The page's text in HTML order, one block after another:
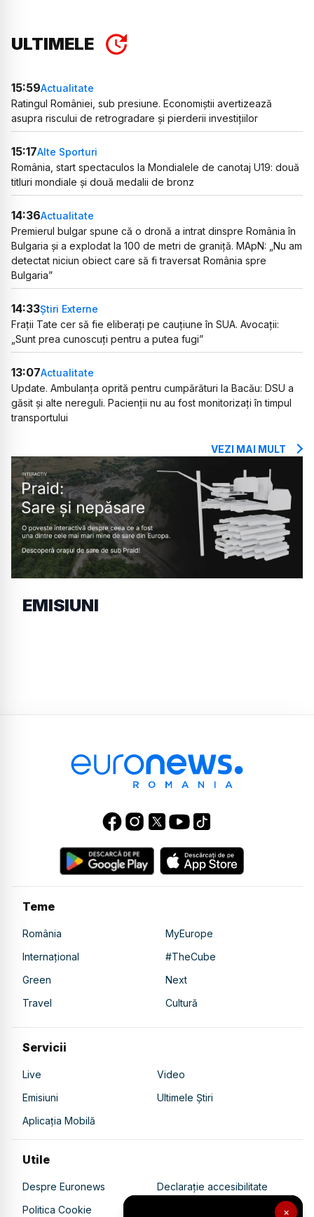
×
ULTIMELE
15:59Actualitate
Ratingul României, sub presiune. Economiștii avertizează
asupra riscului de retrogradare și pierderii investițiilor
15:17Alte Sporturi
România, start spectaculos la Mondialele de canotaj U19: două
titluri mondiale și două medalii de bronz
14:36Actualitate
Premierul bulgar spune că o dronă a intrat dinspre România în
Bulgaria și a explodat la 100 de metri de graniță. MApN: „Nu am
detectat niciun obiect care să fi traversat România spre
Bulgaria”
14:33Știri Externe
Frații Tate cer să fie eliberați pe cauțiune în SUA. Avocații:
„Sunt prea cunoscuți pentru a putea fugi”
13:07Actualitate
Update. Ambulanța oprită pentru cumpărături la Bacău: DSU a
găsit și alte nereguli. Pacienții nu au fost monitorizați în timpul
transportului
VEZI MAI MULT
EMISIUNI
Teme
România
MyEurope
Internațional
#TheCube
Green
Next
Travel
Cultură
Servicii
Live
Video
Emisiuni
Ultimele Știri
Aplicația Mobilă
Utile
Despre Euronews
Declarație accesibilitate
Politica Cookie
Politica de confidențialitate